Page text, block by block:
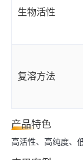
生物活性
复溶方法
产品特色
高活性、高纯度、